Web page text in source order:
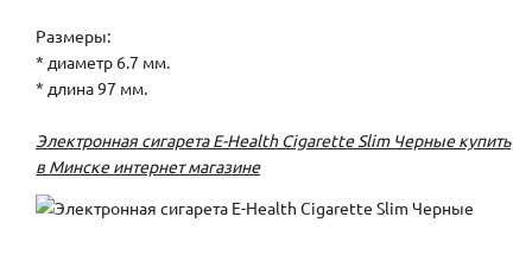
Размеры:
* диаметр 6.7 мм.
* длина 97 мм.
Электронная сигарета E-Health Cigarette Slim Черные купить
в Минске интернет магазине